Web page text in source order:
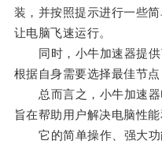
装，并按照提示进行一些
让电脑飞速运行。
同时，小牛加速器提供
根据自身需要选择最佳节
总而言之，小牛加速器
旨在帮助用户解决电脑性能
它的简单操作、强大功